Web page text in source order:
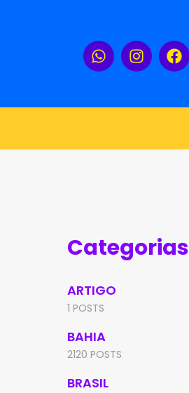
Categorias
ARTIGO
1 POSTS
BAHIA
2120 POSTS
BRASIL